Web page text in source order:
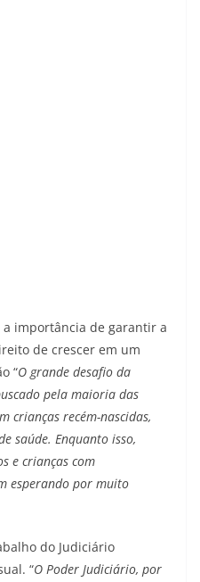
a importância de garantir a
de crescer em um
“O grande desafio da
pela maioria das
crianças recém-nascidas,
saúde. Enquanto isso,
e crianças com
esperando por muito
do Judiciário
“O Poder Judiciário, por